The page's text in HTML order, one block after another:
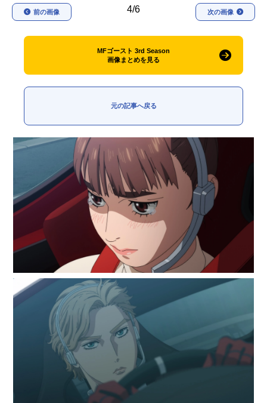
春アニメ 4/6
前の画像 次の画像
MFゴースト 3rd Season
画像まとめを見る
元の記事へ戻る